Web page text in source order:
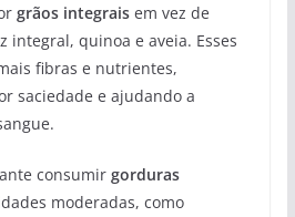
grãos integraisem vez de
integral, quinoa e aveia. Esses
fibras e nutrientes,
saciedade e ajudando a
consumir gorduras
moderadas, como